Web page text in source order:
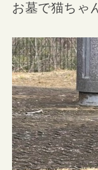
お墓で猫ちゃ